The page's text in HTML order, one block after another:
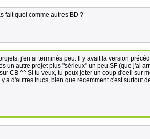
fait quoi comme autres BD ?
j'en ai terminés peu. Il y avait la version
un autre projet plus "sérieux" un peu SF (que j'ai
CB ^^ Si tu veux, tu peux jeter un coup d'oeil sur
y a d'autres trucs, bien que récemment c'est surtout